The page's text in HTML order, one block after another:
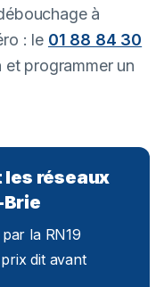
à
: le 01 88 84 30
programmer un
les réseaux
la RN19
dit avant